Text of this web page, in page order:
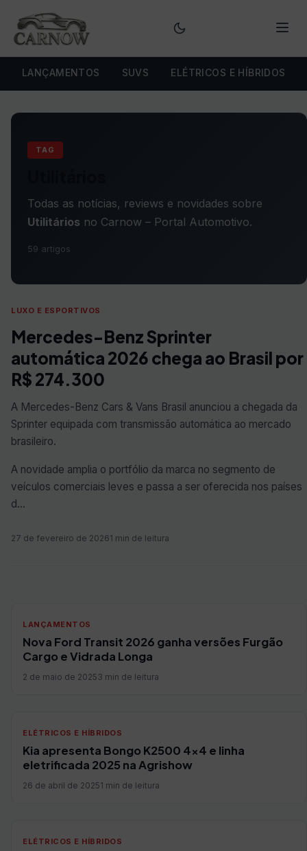
LANÇAMENTOS SUVS ELÉTRICOS E HÍBRIDOS
TAG
Todas as notícias, reviews e novidades sobre
Utilitários no Carnow – Portal Automotivo.
59 artigos
LUXO E ESPORTIVOS
Mercedes-Benz Sprinter
automática 2026 chega ao Brasil por
R$ 274.300
A Mercedes-Benz Cars & Vans Brasil anunciou a chegada da
Sprinter equipada com transmissão automática ao mercado
brasileiro.
A novidade amplia o portfólio da marca no segmento de
veículos comerciais leves e passa a ser oferecida nos países
d…
27 de fevereiro de 20261 min de leitura
LANÇAMENTOS
Nova Ford Transit 2026 ganha versões Furgão
Cargo e Vidrada Longa
2 de maio de 20253 min de leitura
ELÉTRICOS E HÍBRIDOS
Kia apresenta Bongo K2500 4×4 e linha
eletrificada 2025 na Agrishow
26 de abril de 20251 min de leitura
ELÉTRICOS E HÍBRIDOS